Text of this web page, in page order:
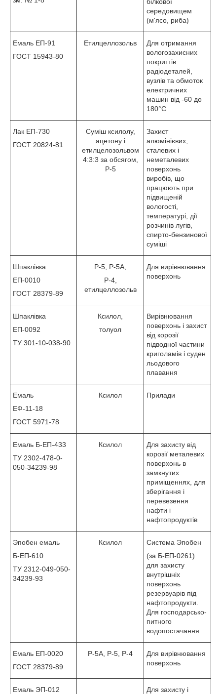
середовищем
(м'ясо, риба)
Емаль ЕП-91
ГОСТ 15943-80
Етилцеллозольв
Для отримання
вологозахисних
покриттів
радіодеталей,
вузлів та обмоток
електричних
машин від -60 до
180°С
Лак ЕП-730
ГОСТ 20824-81
Суміш ксилолу,
ацетону і
етилцелозольвом
4:3:3 за обсягом,
Р-5
Захист
алюмінієвих,
сталевих і
неметалевих
поверхонь
виробів, що
працюють при
підвищеній
вологості,
температурі, дії
розчинів лугів,
спирто-бензинової
суміші
Шпаклівка
ЕП-0010
ГОСТ 28379-89
Р-5, Р-5А,
Р-4,
етилцеллозольв
Для вирівнювання
поверхонь
Шпаклівка
ЕП-0092
ТУ 301-10-038-90
Ксилол,
толуол
Вирівнювання
поверхонь і захист
від корозії
підводної частини
криголамів і суден
льодового
плавання
Емаль
ЕФ-11-18
ГОСТ 5971-78
Ксилол Прилади
Емаль Б-ЕП-433
ТУ 2302-478-0-
050-34239-98
Ксилол
Для захисту від
корозії металевих
поверхонь в
замкнутих
приміщеннях, для
зберігання і
перевезення
нафти і
нафтопродуктів
Эпобен емаль
Б-ЕП-610
ТУ 2312-049-050-
34239-93
Ксилол
Система Эпобен
(за Б-ЕП-0261)
для захисту
внутрішніх
поверхонь
резервуарів під
нафтопродукти.
Для господарсько-
питного
водопостачання
Емаль ЕП-0020
ГОСТ 28379-89
Р-5А, Р-5, Р-4
Для вирівнювання
поверхонь
Емаль ЭП-012
Для захисту і